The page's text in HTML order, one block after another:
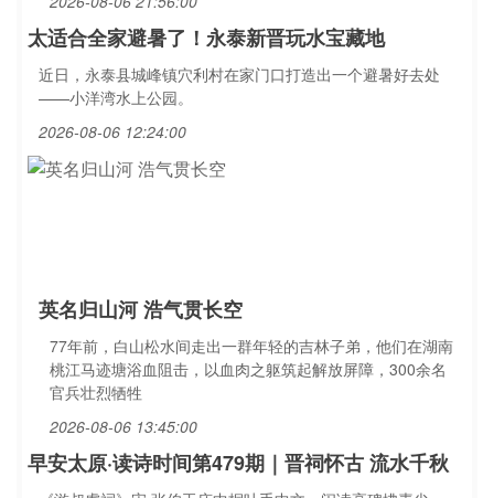
太适合全家避暑了！永泰新晋玩水宝藏地
近日，永泰县城峰镇穴利村在家门口打造出一个避暑好去处
——小洋湾水上公园。
2026-08-06 12:24:00
英名归山河 浩气贯长空
77年前，白山松水间走出一群年轻的吉林子弟，他们在湖南
桃江马迹塘浴血阻击，以血肉之躯筑起解放屏障，300余名
官兵壮烈牺牲
2026-08-06 13:45:00
早安太原·读诗时间第479期｜晋祠怀古 流水千秋